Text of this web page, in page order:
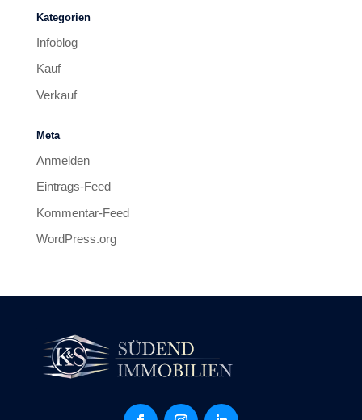
Kategorien
Infoblog
Kauf
Verkauf
Meta
Anmelden
Eintrags-Feed
Kommentar-Feed
WordPress.org